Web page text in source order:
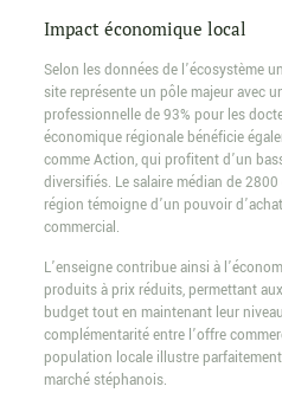
Impact économique local
Selon les données de l’écosystème
site représente un pôle majeur avec
professionnelle de 93% pour les
économique régionale bénéficie
comme Action, qui profitent d’un
diversifiés. Le salaire médian de
région témoigne d’un pouvoir
commercial.
L’enseigne contribue ainsi à
produits à prix réduits, permettant
budget tout en maintenant leur
complémentarité entre l’offre
population locale illustre
marché stéphanois.